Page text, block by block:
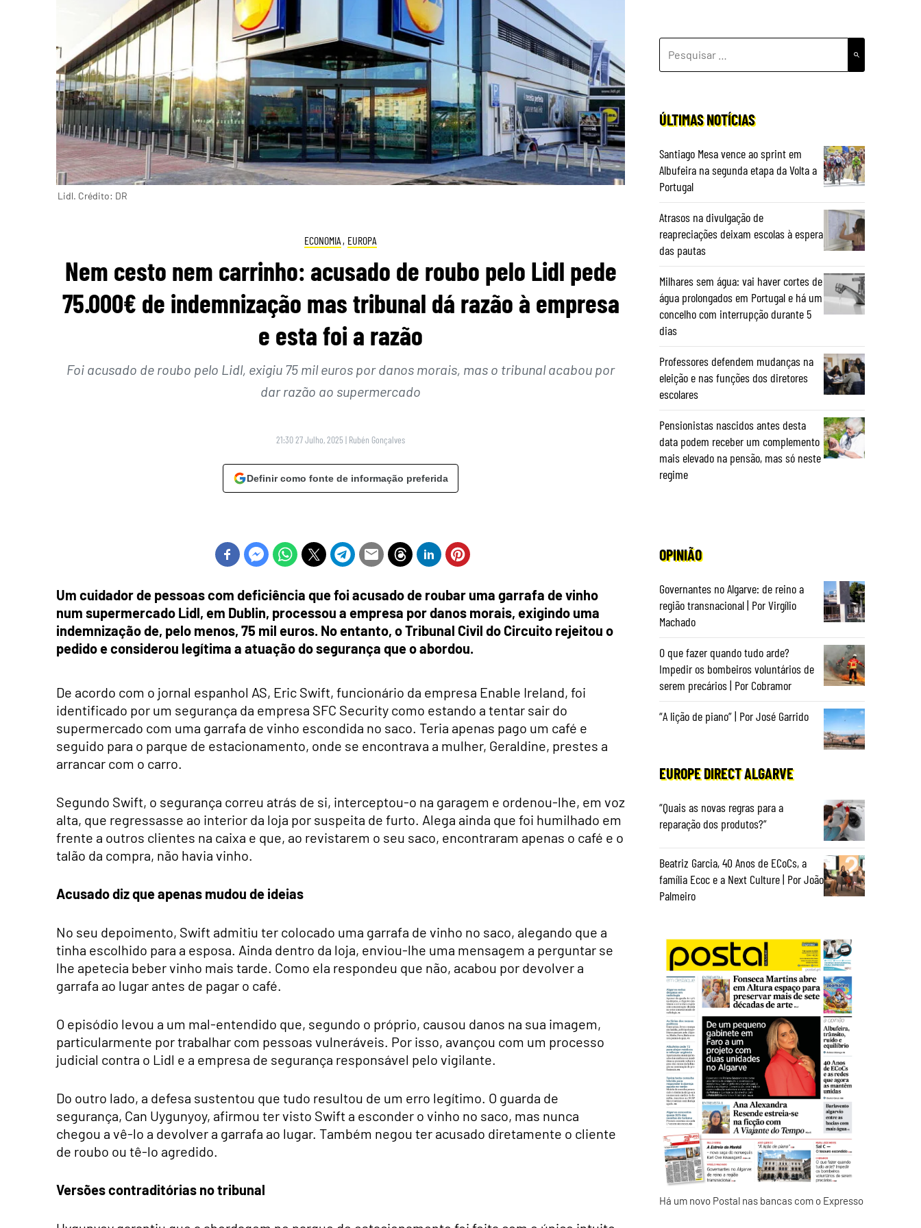
Lidl. Crédito: DR
ECONOMIA , EUROPA
Nem cesto nem carrinho: acusado de roubo pelo Lidl pede
75.000€ de indemnização mas tribunal dá razão à empresa
e esta foi a razão
Foi acusado de roubo pelo Lidl, exigiu 75 mil euros por danos morais, mas o tribunal acabou por
dar razão ao supermercado
21:30 27 Julho, 2025 | Rubén Gonçalves
Definir como fonte de informação preferida
Um cuidador de pessoas com deficiência que foi acusado de roubar uma garrafa de vinho
num supermercado Lidl, em Dublin, processou a empresa por danos morais, exigindo uma
indemnização de, pelo menos, 75 mil euros. No entanto, o Tribunal Civil do Circuito rejeitou o
pedido e considerou legítima a atuação do segurança que o abordou.
De acordo com o jornal espanhol AS, Eric Swift, funcionário da empresa Enable Ireland, foi
identificado por um segurança da empresa SFC Security como estando a tentar sair do
supermercado com uma garrafa de vinho escondida no saco. Teria apenas pago um café e
seguido para o parque de estacionamento, onde se encontrava a mulher, Geraldine, prestes a
arrancar com o carro.
Segundo Swift, o segurança correu atrás de si, interceptou-o na garagem e ordenou-lhe, em voz
alta, que regressasse ao interior da loja por suspeita de furto. Alega ainda que foi humilhado em
frente a outros clientes na caixa e que, ao revistarem o seu saco, encontraram apenas o café e o
talão da compra, não havia vinho.
Acusado diz que apenas mudou de ideias
No seu depoimento, Swift admitiu ter colocado uma garrafa de vinho no saco, alegando que a
tinha escolhido para a esposa. Ainda dentro da loja, enviou-lhe uma mensagem a perguntar se
lhe apetecia beber vinho mais tarde. Como ela respondeu que não, acabou por devolver a
garrafa ao lugar antes de pagar o café.
O episódio levou a um mal-entendido que, segundo o próprio, causou danos na sua imagem,
particularmente por trabalhar com pessoas vulneráveis. Por isso, avançou com um processo
judicial contra o Lidl e a empresa de segurança responsável pelo vigilante.
Do outro lado, a defesa sustentou que tudo resultou de um erro legítimo. O guarda de
segurança, Can Uygunyoy, afirmou ter visto Swift a esconder o vinho no saco, mas nunca
chegou a vê-lo a devolver a garrafa ao lugar. Também negou ter acusado diretamente o cliente
de roubo ou tê-lo agredido.
Versões contraditórias no tribunal
POR:
ÚLTIMAS NOTÍCIAS
Santiago Mesa vence ao sprint em
Albufeira na segunda etapa da Volta a
Portugal
Atrasos na divulgação de
reapreciações deixam escolas à espera
das pautas
Milhares sem água: vai haver cortes de
água prolongados em Portugal e há um
concelho com interrupção durante 5
dias
Professores defendem mudanças na
eleição e nas funções dos diretores
escolares
Pensionistas nascidos antes desta
data podem receber um complemento
mais elevado na pensão, mas só neste
regime
OPINIÃO
Governantes no Algarve: de reino a
região transnacional | Por Virgílio
Machado
O que fazer quando tudo arde?
Impedir os bombeiros voluntários de
serem precários | Por Cobramor
“A lição de piano” | Por José Garrido
EUROPE DIRECT ALGARVE
“Quais as novas regras para a
reparação dos produtos?”
Beatriz Garcia, 40 Anos de ECoCs, a
família Ecoc e a Next Culture | Por João
Palmeiro
Há um novo Postal nas bancas com o Expresso